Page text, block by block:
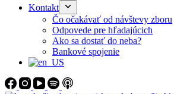
Kontakt
Čo očakávať od návštevy zboru
Odpovede pre hľadajúcich
Ako sa dostať do neba?
Bankové spojenie